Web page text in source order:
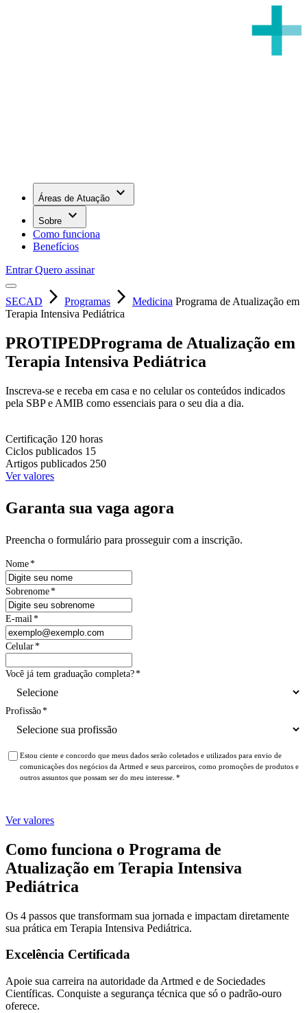
Áreas de Atuação keyboard_arrow_down
Sobre keyboard_arrow_down
Como funciona
Benefícios
EntrarQuero assinar
SECAD arrow_forward_ios Programas arrow_forward_ios Medicina Programa de Atualização em
Terapia Intensiva Pediátrica
PROTIPEDPrograma de Atualização em
Terapia Intensiva Pediátrica
Inscreva-se e receba em casa e no celular os conteúdos indicados
pela SBP e AMIB como essenciais para o seu dia a dia.
Certificação 120 horas
Ciclos publicados 15
Artigos publicados 250
Ver valores
Garanta sua vaga agora
Preencha o formulário para prosseguir com a inscrição.
Nome*
Sobrenome*
E-mail *
Celular*
Você já tem graduação completa?*
Profissão*
Estou ciente e concordo que meus dados serão coletados e utilizados para envio de
comunicações dos negócios da Artmed e seus parceiros, como promoções de produtos e
outros assuntos que possam ser do meu interesse. *
Ver valores
Como funciona o Programa de
Atualização em Terapia Intensiva
Pediátrica
Os 4 passos que transformam sua jornada e impactam diretamente
sua prática em Terapia Intensiva Pediátrica.
Excelência Certificada
Apoie sua carreira na autoridade da Artmed e de Sociedades
Científicas. Conquiste a segurança técnica que só o padrão-ouro
oferece.